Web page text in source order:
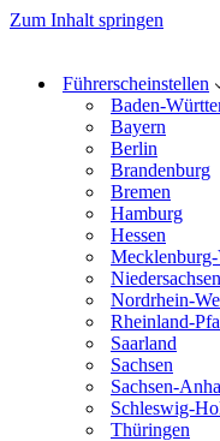
Zum Inhalt springen
Führerscheinstellen
Baden-
Bayern
Berlin
Brandenburg
Bremen
Hamburg
Hessen
Niedersachsen
Nordrhein-
Rheinland-
Saarland
Sachsen
Sachsen-
Schleswig-
Thüringen